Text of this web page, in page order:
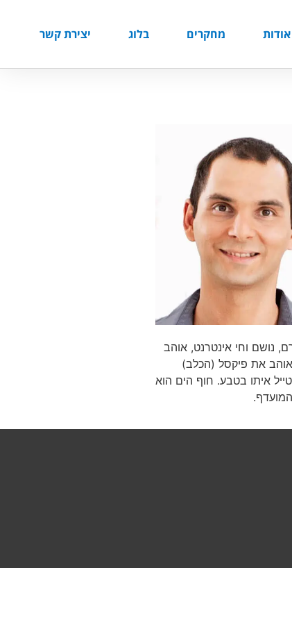
אודות מחקרים בלוג יצירת קשר
נושם וחי אינטרנט, אוהב
את פיקסל (הכלב)
איתו בטבע. חוף הים הוא